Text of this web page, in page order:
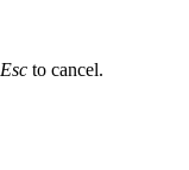
Esc to cancel.